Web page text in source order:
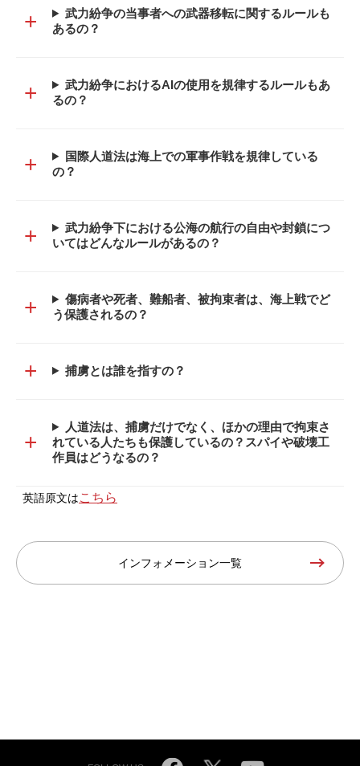
+
武力紛争の当事者への武器移転に関するルールも
あるの？
+
武力紛争におけるAIの使用を規律するルールもあ
るの？
+
国際人道法は海上での軍事作戦を規律している
の？
+
武力紛争下における公海の航行の自由や封鎖につ
いてはどんなルールがあるの？
+
傷病者や死者、難船者、被拘束者は、海上戦でど
う保護されるの？
+ 捕虜とは誰を指すの？
+
人道法は、捕虜だけでなく、ほかの理由で拘束さ
れている人たちも保護しているの？スパイや破壊工
作員はどうなるの？
英語原文はこちら
インフォメーション一覧